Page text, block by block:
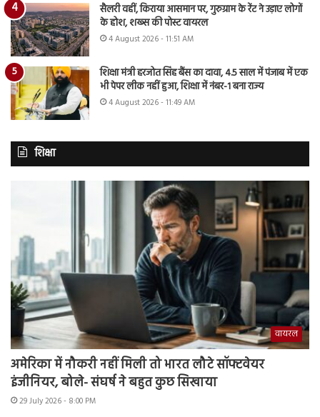
सैलरी वहीं, किराया आसमान पर, गुरुग्राम के रेंट ने उड़ाए लोगों
के होश, शख्स की पोस्ट वायरल
4 August 2026 - 11:51 AM
शिक्षा मंत्री हरजोत सिंह बैंस का दावा, 4.5 साल में पंजाब में एक
भी पेपर लीक नहीं हुआ, शिक्षा में नंबर-1 बना राज्य
4 August 2026 - 11:49 AM
शिक्षा
वायरल
अमेरिका में नौकरी नहीं मिली तो भारत लौटे सॉफ्टवेयर
इंजीनियर, बोले- संघर्ष ने बहुत कुछ सिखाया
29 July 2026 - 8:00 PM